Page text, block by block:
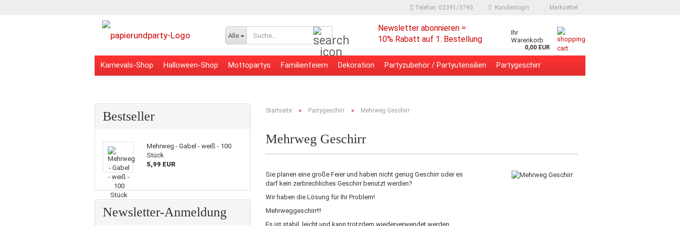
Telefon: 02391/3790 Kundenlogin Merkzettel
Alle
Newsletter abonnieren =
10% Rabatt auf 1. Bestellung
Ihr
Warenkorb
0,00 EUR
Karnevals-Shop Halloween-Shop Mottopartys Familienfeiern Dekoration Partyzubehör / Partyutensilien Partygeschirr
Startseite » Partygeschirr » Mehrweg Geschirr
Mehrweg Geschirr
Sie planen eine große Feier und haben nicht genug Geschirr oder es
darf kein zerbrechliches Geschirr benutzt werden?
Wir haben die Lösung für Ihr Problem!
Mehrweggeschirr!!!
Es ist stabil, leicht und kann trotzdem wiederverwendet werden.
Bestseller
Mehrweg - Gabel - weiß - 100
Stück
5,99 EUR
Newsletter-Anmeldung